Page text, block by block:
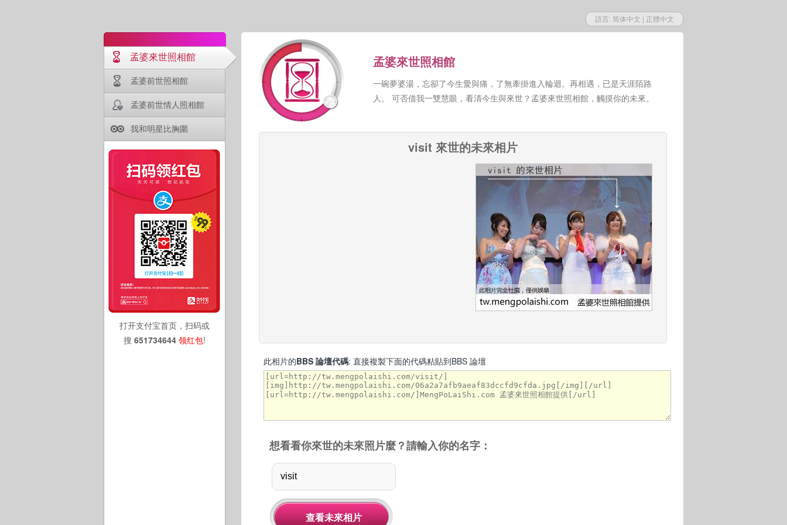
語言: 简体中文 | 正體中文
孟婆來世照相館
孟婆前世照相館
孟婆前世情人照相館
我和明星比胸圍
打开支付宝首页，扫码或
搜 651734644 领红包!
孟婆來世照相館
一碗夢婆湯，忘卻了今生愛與痛，了無牽掛進入輪迴。再相遇，已是天涯陌路
人。 可否借我一雙慧眼，看清今生與來世？孟婆來世照相館，觸摸你的未來。
visit 來世的未來相片
此相片的BBS 論壇代碼: 直接複製下面的代碼粘貼到BBS 論壇
想看看你來世的未來照片麼？請輸入你的名字：